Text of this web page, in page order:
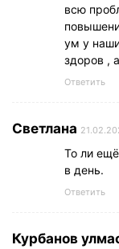
всю
ум у
здоров ,
Ответить
Светлана
То ли
в день.
Ответить
Курбанов